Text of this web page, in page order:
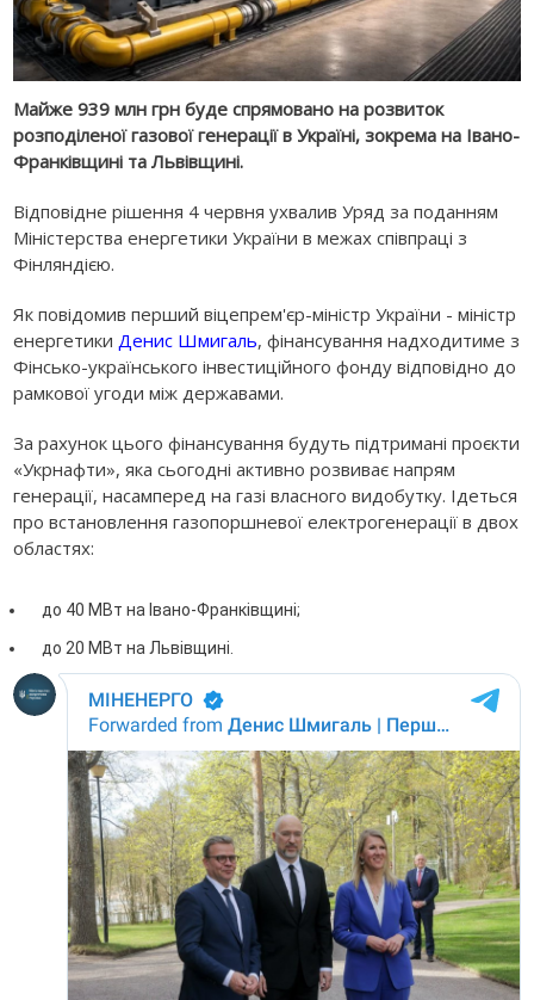
Майже 939 млн грн буде спрямовано на розвиток
розподіленої газової генерації в Україні, зокрема на Івано-
Франківщині та Львівщині.
Відповідне рішення 4 червня ухвалив Уряд за поданням
Міністерства енергетики України в межах співпраці з
Фінляндією.
Як повідомив перший віцепрем'єр-міністр України - міністр
енергетикиДенис Шмигаль, фінансування надходитиме з
Фінсько-українського інвестиційного фонду відповідно до
рамкової угоди між державами.
За рахунок цього фінансування будуть підтримані проєкти
«Укрнафти», яка сьогодні активно розвиває напрям
генерації, насамперед на газі власного видобутку. Ідеться
про встановлення газопоршневої електрогенерації в двох
областях:
до 40 МВт на Івано-Франківщині;
до 20 МВт на Львівщині.